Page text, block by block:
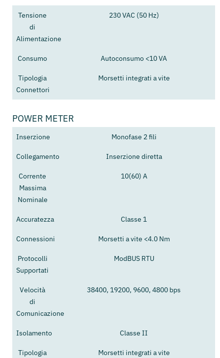
Tensione
di
Alimentazione
230 VAC (50 Hz)
Consumo Autoconsumo <10 VA
Tipologia
Connettori
Morsetti integrati a vite
POWER METER
Inserzione Monofase 2 fili
Collegamento Inserzione diretta
Corrente
Massima
Nominale
10(60) A
Accuratezza Classe 1
Connessioni Morsetti a vite <4.0 Nm
Protocolli
Supportati
ModBUS RTU
Velocità
di
Comunicazione
38400, 19200, 9600, 4800 bps
Isolamento Classe II
Tipologia
Morsetti integrati a vite